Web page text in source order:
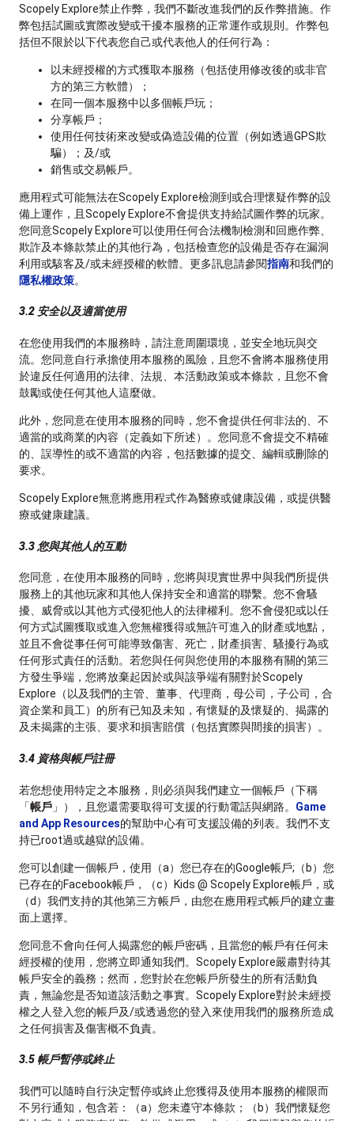
Scopely Explore禁止作弊，我們不斷改進我們的反作弊措施。作
弊包括試圖或實際改變或干擾本服務的正常運作或規則。作弊包
括但不限於以下代表您自己或代表他人的任何行為：
以未經授權的方式獲取本服務（包括使用修改後的或非官
方的第三方軟體）；
在同一個本服務中以多個帳戶玩；
分享帳戶；
使用任何技術來改變或偽造設備的位置（例如透過GPS欺
騙）；及/或
銷售或交易帳戶。
應用程式可能無法在Scopely Explore檢測到或合理懷疑作弊的設
備上運作，且Scopely Explore不會提供支持給試圖作弊的玩家。
您同意Scopely Explore可以使用任何合法機制檢測和回應作弊、
欺詐及本條款禁止的其他行為，包括檢查您的設備是否存在漏洞
利用或駭客及/或未經授權的軟體。更多訊息請參閱指南和我們的
隱私權政策。
3.2 安全以及適當使用
在您使用我們的本服務時，請注意周圍環境，並安全地玩與交
流。您同意自行承擔使用本服務的風險，且您不會將本服務使用
於違反任何適用的法律、法規、本活動政策或本條款，且您不會
鼓勵或使任何其他人這麼做。
此外，您同意在使用本服務的同時，您不會提供任何非法的、不
適當的或商業的內容（定義如下所述）。您同意不會提交不精確
的、誤導性的或不適當的內容，包括數據的提交、編輯或刪除的
要求。
Scopely Explore無意將應用程式作為醫療或健康設備，或提供醫
療或健康建議。
3.3 您與其他人的互動
您同意，在使用本服務的同時，您將與現實世界中與我們所提供
服務上的其他玩家和其他人保持安全和適當的聯繫。您不會騷
擾、威脅或以其他方式侵犯他人的法律權利。您不會侵犯或以任
何方式試圖獲取或進入您無權獲得或無許可進入的財產或地點，
並且不會從事任何可能導致傷害、死亡，財產損害、騷擾行為或
任何形式責任的活動。若您與任何與您使用的本服務有關的第三
方發生爭端，您將放棄起因於或與該爭端有關對於Scopely
Explore（以及我們的主管、董事、代理商，母公司，子公司，合
資企業和員工）的所有已知及未知，有懷疑的及懷疑的、揭露的
及未揭露的主張、要求和損害賠償（包括實際與間接的損害）。
3.4 資格與帳戶註冊
若您想使用特定之本服務，則必須與我們建立一個帳戶（下稱
「帳戶 」），且您還需要取得可支援的行動電話與網路。 Game
and App Resources的幫助中心有可支援設備的列表。我們不支
持已root過或越獄的設備。
您可以創建一個帳戶，使用（a）您已存在的Google帳戶;（b）您
已存在的Facebook帳戶，（c）Kids @ Scopely Explore帳戶，或
（d）我們支持的其他第三方帳戶，由您在應用程式帳戶的建立畫
面上選擇。
您同意不會向任何人揭露您的帳戶密碼，且當您的帳戶有任何未
經授權的使用，您將立即通知我們。Scopely Explore嚴肅對待其
帳戶安全的義務；然而，您對於在您帳戶所發生的所有活動負
責，無論您是否知道該活動之事實。Scopely Explore對於未經授
權之人登入您的帳戶及/或透過您的登入來使用我們的服務所造成
之任何損害及傷害概不負責。
3.5 帳戶暫停或終止
我們可以隨時自行決定暫停或終止您獲得及使用本服務的權限而
不另行通知，包含若：（a）您未遵守本條款；（b）我們懷疑您